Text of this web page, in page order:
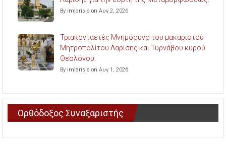
By imlarisis on Αυγ 2, 2026
Τριακονταετές Μνημόσυνο του μακαριστού
Μητροπολίτου Λαρίσης και Τυρνάβου κυρού
Θεολόγου.
By imlarisis on Αυγ 1, 2026
Ορθόδοξος Συναξαριστής